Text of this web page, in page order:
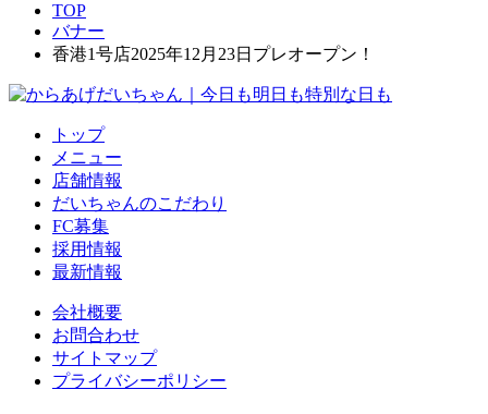
TOP
バナー
香港1号店2025年12月23日プレオープン！
トップ
メニュー
店舗情報
だいちゃんのこだわり
FC募集
採用情報
最新情報
会社概要
お問合わせ
サイトマップ
プライバシーポリシー